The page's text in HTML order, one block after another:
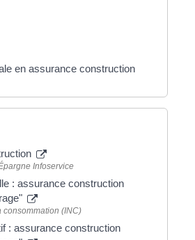
en assurance construction
Infoservice
: assurance construction
consommation (INC)
: assurance construction